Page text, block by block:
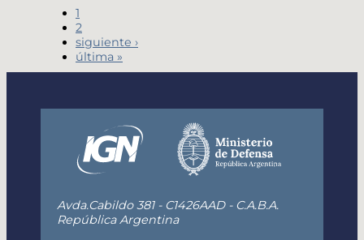
1
2
siguiente ›
última »
Avda.Cabildo 381 - C1426AAD - C.A.B.A.
República Argentina